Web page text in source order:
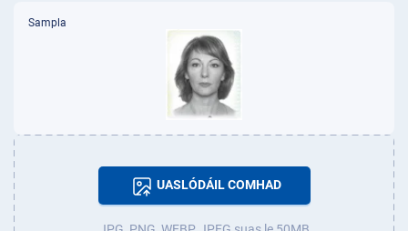
Sampla
UASLÓDÁIL COMHAD